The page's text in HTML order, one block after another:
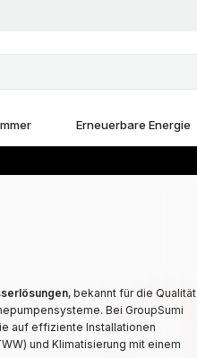
Erneuerbare Energie
, bekannt für die Qualität
Bei GroupSumi
auf effiziente Installationen
und Klimatisierung mit einem